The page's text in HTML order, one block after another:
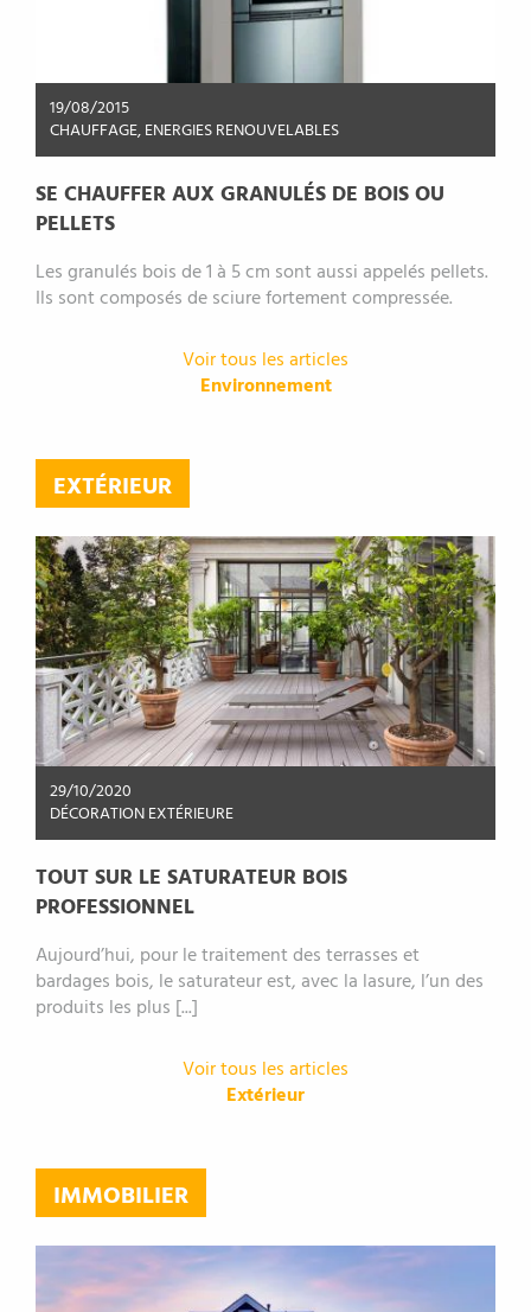
19/08/2015
CHAUFFAGE,ENERGIES RENOUVELABLES
SE CHAUFFER AUX GRANULÉS DE BOIS OU
PELLETS
Les granulés bois de 1 à 5 cm sont aussi appelés pellets.
Ils sont composés de sciure fortement compressée.
Voir tous les articles
Environnement
EXTÉRIEUR
29/10/2020
DÉCORATION EXTÉRIEURE
TOUT SUR LE SATURATEUR BOIS
PROFESSIONNEL
Aujourd’hui, pour le traitement des terrasses et
bardages bois, le saturateur est, avec la lasure, l’un des
produits les plus [...]
Voir tous les articles
Extérieur
IMMOBILIER